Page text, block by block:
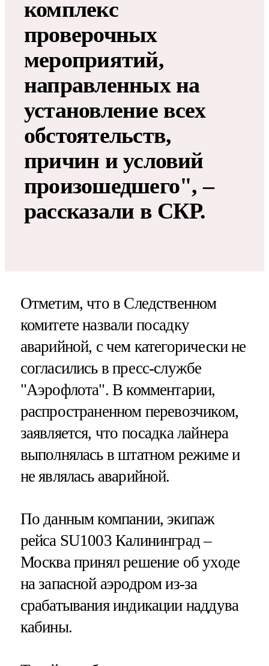
комплекс
проверочных
мероприятий,
направленных на
установление всех
обстоятельств,
причин и условий
произошедшего", –
рассказали в СКР.
Отметим, что в Следственном
комитете назвали посадку
аварийной, с чем категорически не
согласились в пресс-службе
"Аэрофлота". В комментарии,
распространенном перевозчиком,
заявляется, что посадка лайнера
выполнялась в штатном режиме и
не являлась аварийной.
По данным компании, экипаж
рейса SU1003 Калининград –
Москва принял решение об уходе
на запасной аэродром из-за
срабатывания индикации наддува
кабины.